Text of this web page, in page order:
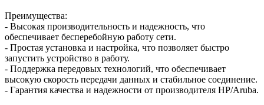
Преимущества:
- Высокая производительность и надежность, что
обеспечивает бесперебойную работу сети.
- Простая установка и настройка, что позволяет быстро
запустить устройство в работу.
- Поддержка передовых технологий, что обеспечивает
высокую скорость передачи данных и стабильное соединение.
- Гарантия качества и надежности от производителя HP/Aruba.